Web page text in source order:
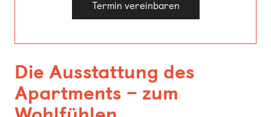
Termin vereinbaren
Die Ausstattung des
Apartments – zum